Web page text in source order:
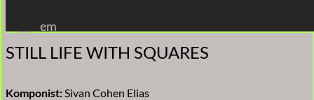
Inhalt
springen
em
STILL LIFE WITH SQUARES
Komponist:Sivan Cohen Elias